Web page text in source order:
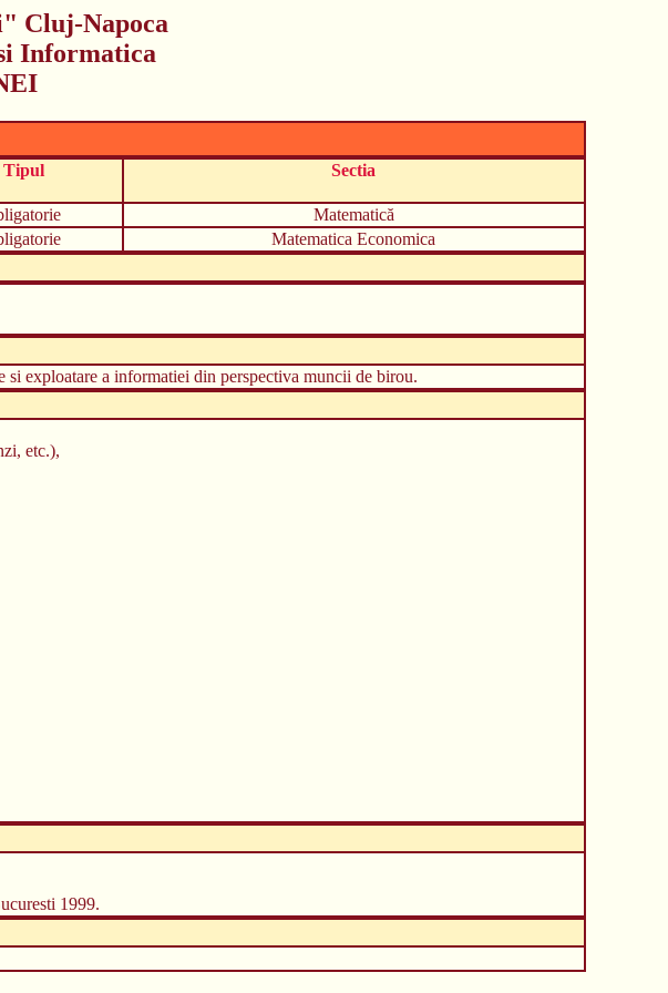
Cluj-Napoca
Informatica
Tipul Sectia
Matematică
Matematica Economica
exploatare a informatiei din perspectiva muncii de birou.
etc.),
1999.